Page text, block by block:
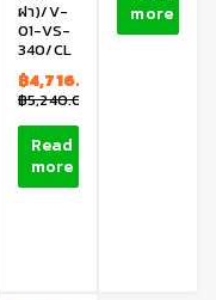
ฝา)/V-
01-VS-
340/CL
฿5,240.00
฿4,716.00
Read
more
more